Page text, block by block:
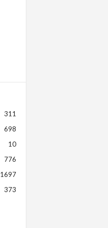
311
698
10
776
1697
373